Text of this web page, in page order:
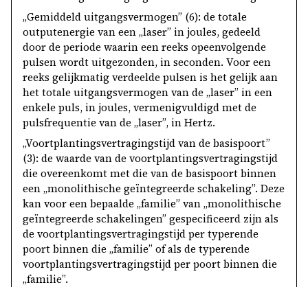
„Gemiddeld uitgangsvermogen” (6): de totale
outputenergie van een „laser” in joules, gedeeld
door de periode waarin een reeks opeenvolgende
pulsen wordt uitgezonden, in seconden. Voor een
reeks gelijkmatig verdeelde pulsen is het gelijk aan
het totale uitgangsvermogen van de „laser” in een
enkele puls, in joules, vermenigvuldigd met de
pulsfrequentie van de „laser”, in Hertz.
„Voortplantingsvertragingstijd van de basispoort”
(3): de waarde van de voortplantingsvertragingstijd
die overeenkomt met die van de basispoort binnen
een „monolithische geïntegreerde schakeling”. Deze
kan voor een bepaalde „familie” van „monolithische
geïntegreerde schakelingen” gespecificeerd zijn als
de voortplantingsvertragingstijd per typerende
poort binnen die „familie” of als de typerende
voortplantingsvertragingstijd per poort binnen die
„familie”.